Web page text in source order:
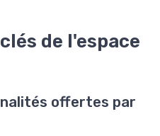
de l'espace
offertes par